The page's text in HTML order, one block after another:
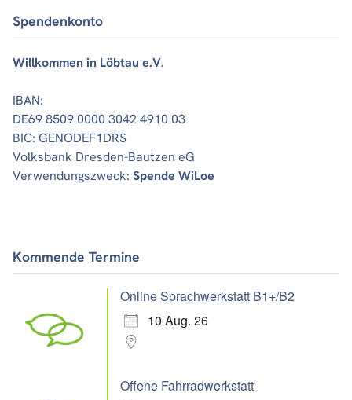
Spendenkonto
Willkommen in Löbtau e.V.
IBAN:
DE69 8509 0000 3042 4910 03
BIC: GENODEF1DRS
Volksbank Dresden-Bautzen eG
Verwendungszweck: Spende WiLoe
Kommende Termine
Online Sprachwerkstatt B1+/B2
10 Aug. 26
Offene Fahrradwerkstatt